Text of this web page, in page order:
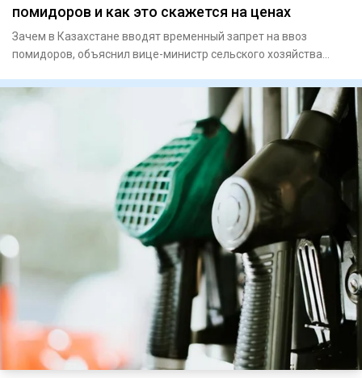
помидоров и как это скажется на ценах
Зачем в Казахстане вводят временный запрет на ввоз
помидоров, объяснил вице-министр сельского хозяйства